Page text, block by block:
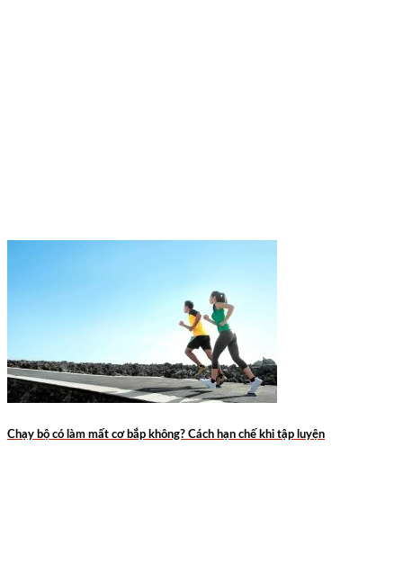
Chạy bộ có làm mất cơ bắp không? Cách hạn chế khi tập luyện